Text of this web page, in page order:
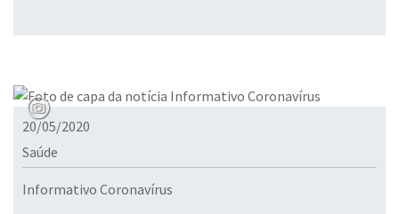
20/05/2020
Saúde
Informativo Coronavírus